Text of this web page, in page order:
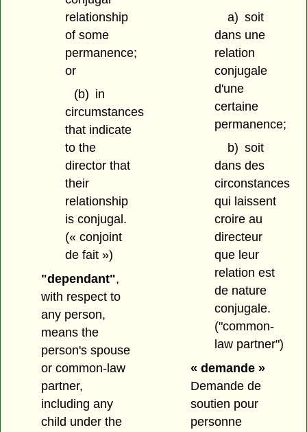
relationship
of some
permanence;
or
(b) in
circumstances
that indicate
to the
director that
their
relationship
is conjugal.
(« conjoint
de fait »)
"dependant",
with respect to
any person,
means the
person's spouse
or common-law
partner,
including any
child under the
a) soit
dans une
relation
conjugale
d'une
certaine
permanence;
b) soit
dans des
circonstances
qui laissent
croire au
directeur
que leur
relation est
de nature
conjugale.
("common-
law partner")
« demande »
Demande de
soutien pour
personne